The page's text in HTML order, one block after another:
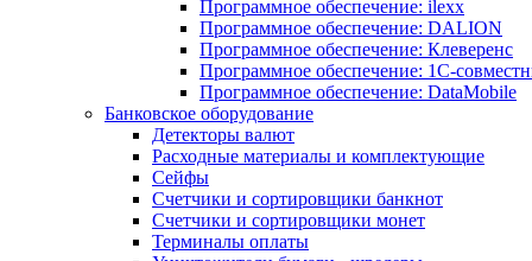
Программное обеспечение: ilexx
Программное обеспечение: DALION
Программное обеспечение: Клеверенс
Программное обеспечение: 1С-
Программное обеспечение: DataMobile
Банковское оборудование
Детекторы валют
Расходные материалы и комплектующие
Сейфы
Счетчики и сортировщики банкнот
Счетчики и сортировщики монет
Терминалы оплаты